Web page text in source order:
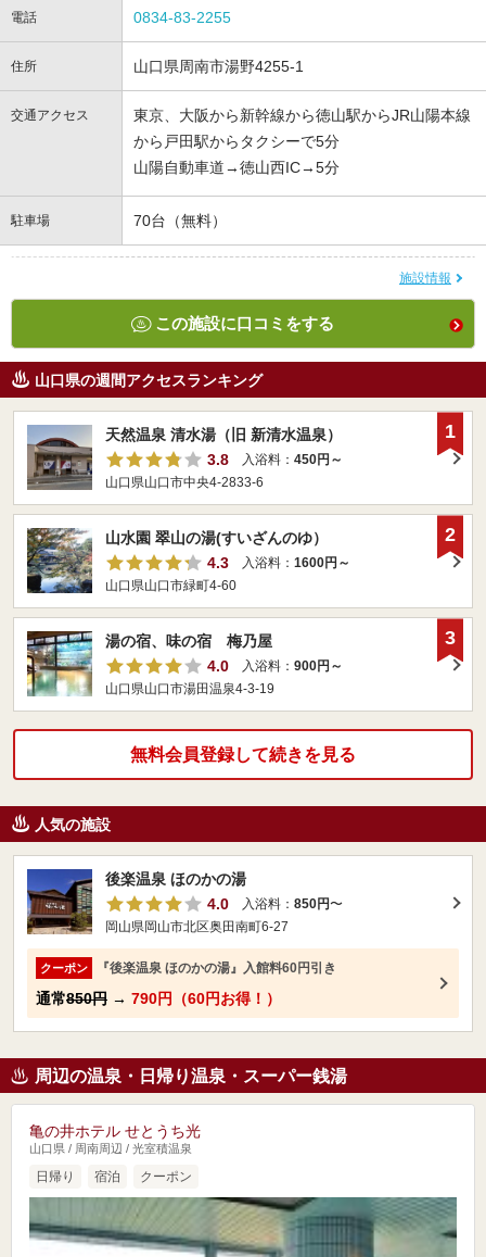
電話 0834-83-2255
住所 山口県周南市湯野4255-1
交通アクセス
東京、大阪から新幹線から徳山駅からJR山陽本線
から戸田駅からタクシーで5分
山陽自動車道→徳山西IC→5分
駐車場 70台（無料）
施設情報
この施設に口コミをする
山口県の週間アクセスランキング
天然温泉 清水湯（旧 新清水温泉）
3.8
入浴料： 450円～
山口県山口市中央4-2833-6
1
山水園 翠山の湯(すいざんのゆ）
4.3
入浴料： 1600円～
山口県山口市緑町4-60
2
湯の宿、味の宿 梅乃屋
4.0
入浴料： 900円～
山口県山口市湯田温泉4-3-19
3
無料会員登録して続きを見る
人気の施設
後楽温泉 ほのかの湯
4.0
入浴料： 850円〜
岡山県岡山市北区奥田南町6-27
クーポン 『後楽温泉 ほのかの湯』入館料60円引き
通常850円 → 790円（60円お得！）
周辺の温泉・日帰り温泉・スーパー銭湯
亀の井ホテル せとうち光
山口県 / 周南周辺 / 光室積温泉
日帰り 宿泊 クーポン